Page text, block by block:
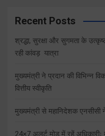
Recent Posts
श्रद्धा, सुरक्षा और सुगमता के
रही कांवड़ यात्रा
मुख्यमंत्री ने प्रदान की विभिन्न
वित्तीय स्वीकृति
मुख्यमंत्री से महानिदेशक एनसीसी
24×7 अलर्ट मोड में रहें